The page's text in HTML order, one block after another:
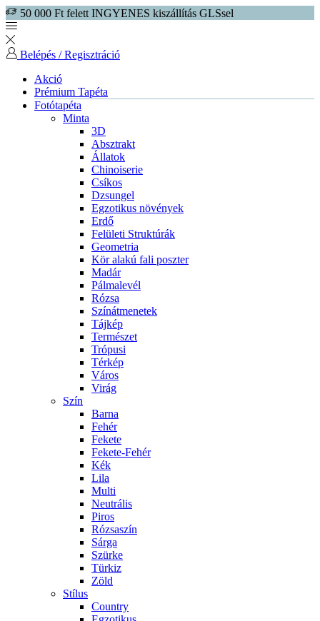
50 000 Ft felett INGYENES kiszállítás GLSsel
Belépés / Regisztráció
Akció
Prémium Tapéta
Fotótapéta
Minta
3D
Absztrakt
Állatok
Chinoiserie
Csíkos
Dzsungel
Egzotikus növények
Erdő
Felületi Struktúrák
Geometria
Kör alakú fali poszter
Madár
Pálmalevél
Rózsa
Színátmenetek
Tájkép
Természet
Trópusi
Térkép
Város
Virág
Szín
Barna
Fehér
Fekete
Fekete-Fehér
Kék
Lila
Multi
Neutrális
Piros
Rózsaszín
Sárga
Szürke
Türkiz
Zöld
Stílus
Country